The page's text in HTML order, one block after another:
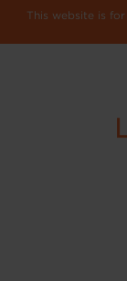
This website is